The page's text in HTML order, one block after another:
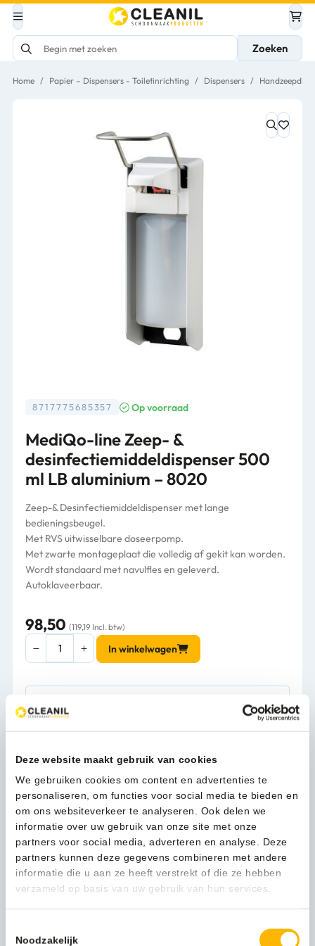
Deze website maakt gebruik van cookies
We gebruiken cookies om content en advertenties te
personaliseren, om functies voor social media te bieden en
om ons websiteverkeer te analyseren. Ook delen we
informatie over uw gebruik van onze site met onze
partners voor social media, adverteren en analyse. Deze
partners kunnen deze gegevens combineren met andere
informatie die u aan ze heeft verstrekt of die ze hebben
verzameld op basis van uw gebruik van hun services.
Noodzakelijk
Zoeken
Home / Papier – Dispensers - Toiletinrichting / Dispensers /
8717775685357 Op voorraad
MediQo-line Zeep- &
desinfectiemiddeldispenser 500
ml LB aluminium – 8020
Zeep-& Desinfectiemiddeldispenser met lange
bedieningsbeugel.
Met RVS uitwisselbare doseerpomp.
Met zwarte montageplaat die volledig af gekit kan worden.
Wordt standaard met navulfles en geleverd.
Autoklaveerbaar.
98,50 (119,19 Incl. btw)
MediQo-
line
&
500
ml
aluminium
-
8020
aantal
In winkelwagen
Kan ik u helpen?
Neem contact op
Beschrijving
Het grootste gedeelte van de bacteriën wordt
overgedragen via handcontact. Zeker in een steriele
doorslaggevend. Met de zeep- en